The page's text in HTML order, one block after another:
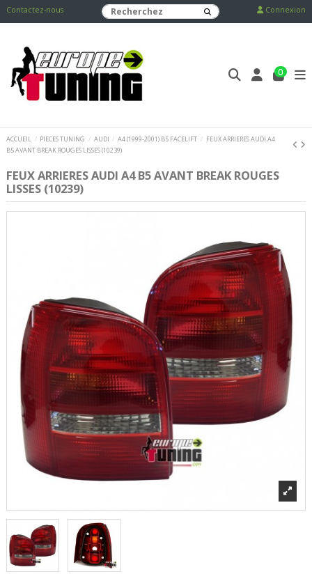
Contactez-nous Connexion
0
ACCUEIL PIECES TUNING AUDI A4 (1999-2001) B5 FACELIFT
FEUX ARRIERES AUDI A4
B5 AVANT BREAK ROUGES LISSES (10239)
FEUX ARRIERES AUDI A4 B5 AVANT BREAK ROUGES
LISSES (10239)